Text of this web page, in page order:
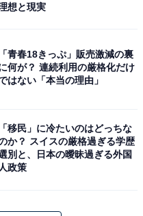
です
せなかった
想と現実
「青春18きっぷ」販売激減の裏
何が？ 連続利用の厳格化だけ
はない「本当の理由」
「移民」に冷たいのはどっちな
か？ スイスの厳格過ぎる学歴
別と、日本の曖昧過ぎる外国
人政策